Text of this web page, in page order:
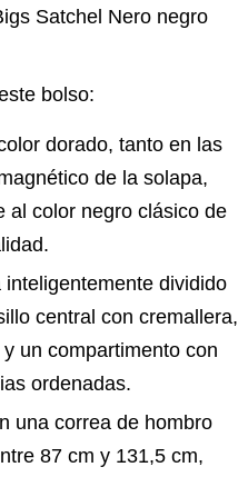
Satchel Nero negro
bolso:
dorado, tanto en las
de la solapa,
al color negro clásico de
dividido
central con cremallera,
un compartimento con
ordenadas.
una correa de hombro
87 cm y 131,5 cm,